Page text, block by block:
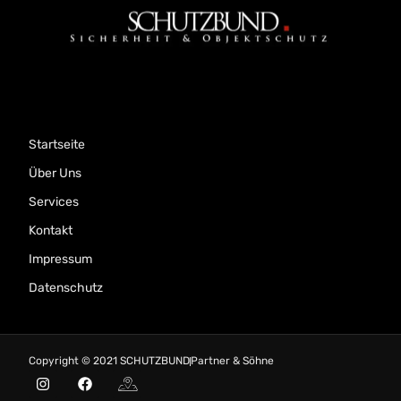
Startseite
Über Uns
Services
Kontakt
Impressum
Datenschutz
Copyright © 2021 SCHUTZBUNDPartner & Söhne